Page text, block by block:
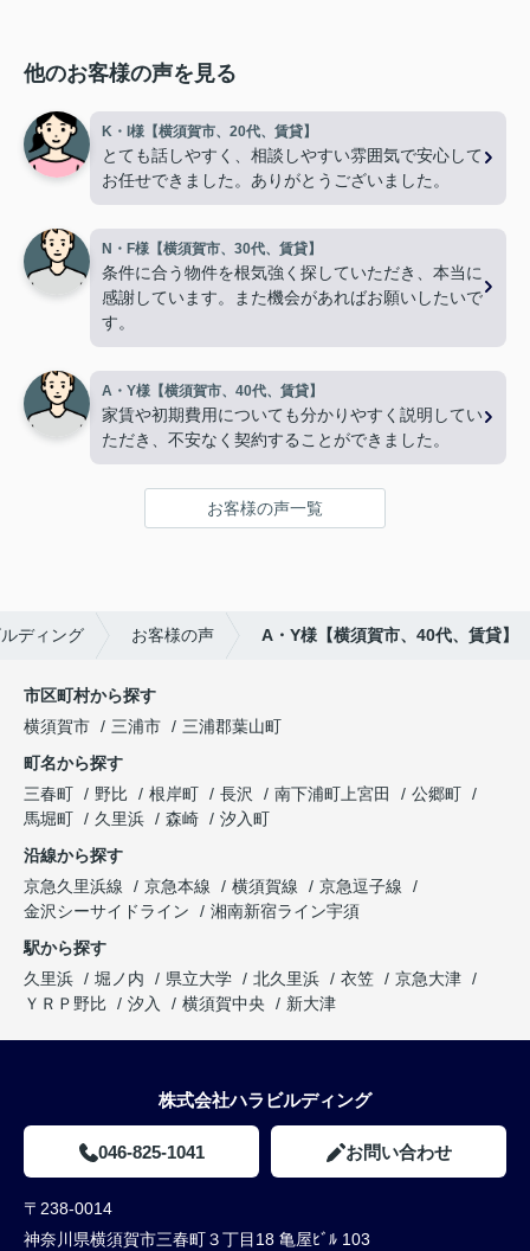
他のお客様の声を見る
K・I様【横須賀市、20代、賃貸】
とても話しやすく、相談しやすい雰囲気で安心して
お任せできました。ありがとうございました。
N・F様【横須賀市、30代、賃貸】
条件に合う物件を根気強く探していただき、本当に
感謝しています。また機会があればお願いしたいで
す。
A・Y様【横須賀市、40代、賃貸】
家賃や初期費用についても分かりやすく説明してい
ただき、不安なく契約することができました。
お客様の声一覧
ディング お客様の声 A・Y様【横須賀市、40代、賃貸】
市区町村から探す
横須賀市
三浦市
三浦郡葉山町
町名から探す
三春町
野比 根岸町 長沢 南下浦町上宮田
公郷町
馬堀町
久里浜 森崎
汐入町
沿線から探す
京急久里浜線
京急本線 横須賀線
京急逗子線
金沢シーサイドライン
湘南新宿ライン宇須
駅から探す
久里浜
堀ノ内 県立大学 北久里浜 衣笠
京急大津
ＹＲＰ野比
汐入 横須賀中央 新大津
株式会社ハラビルディング
046-825-1041 お問い合わせ
〒238-0014
神奈川県横須賀市三春町３丁目18 亀屋ﾋﾞﾙ 103